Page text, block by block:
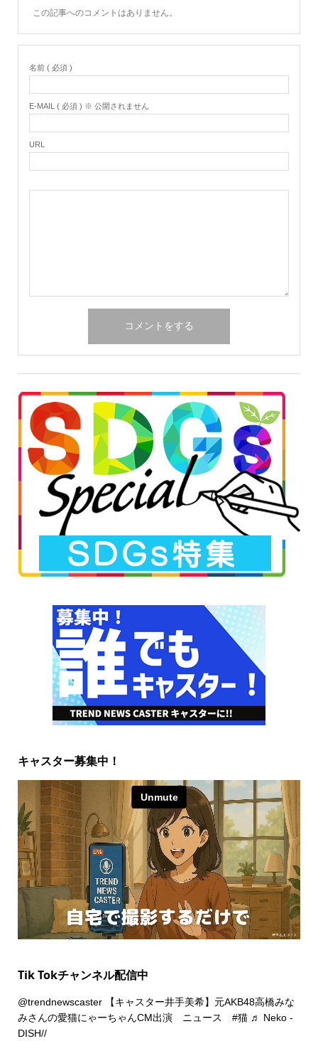
この記事へのコメントはありません。
名前 ( 必須 )
E-MAIL ( 必須 ) ※ 公開されません
URL
キャスター募集中！
Tik Tokチャンネル配信中
@trendnewscaster【キャスター井手美希】元AKB48高橋みな
みさんの愛猫にゃーちゃんCM出演 ニュース #猫 ♬ Neko -
DISH//